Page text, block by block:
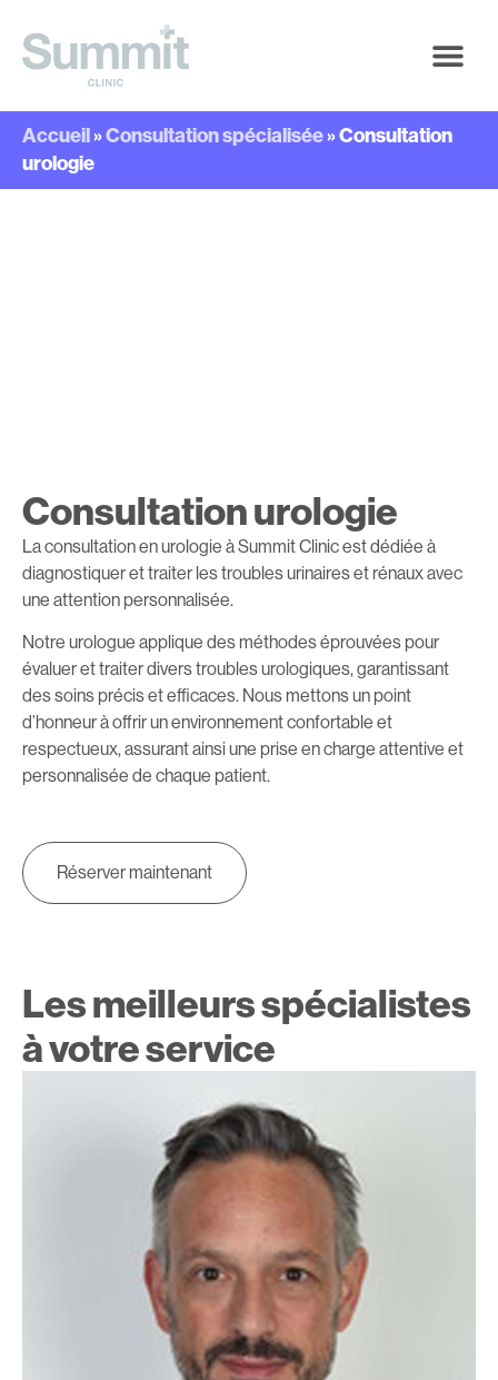
Accueil»Consultation spécialisée»Consultation
urologie
Consultation urologie
La consultation en urologie à Summit Clinic est dédiée à
diagnostiquer et traiter les troubles urinaires et rénaux avec
une attention personnalisée.
Notre urologue applique des méthodes éprouvées pour
évaluer et traiter divers troubles urologiques, garantissant
des soins précis et efficaces. Nous mettons un point
d’honneur à offrir un environnement confortable et
respectueux, assurant ainsi une prise en charge attentive et
personnalisée de chaque patient.
Réserver maintenant
Les meilleurs spécialistes
à votre service
Dr. Grégoire Mayor
Spécialiste en urologie, FMH